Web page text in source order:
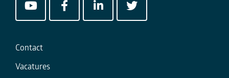
Contact
Vacatures